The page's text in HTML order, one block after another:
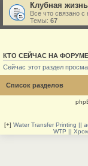
Клубная жизнь
Все что связано с
Темы: 67
КТО СЕЙЧАС НА ФОРУМЕ
Сейчас этот раздел
Список разделов
[+] Water Transfer Printing ||
WTP ||